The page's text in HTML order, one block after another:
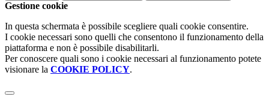
Gestione cookie
In questa schermata è possibile scegliere quali cookie consentire.
I cookie necessari sono quelli che consentono il funzionamento della
piattaforma e non è possibile disabilitarli.
Per conoscere quali sono i cookie necessari al funzionamento potete
visionare la COOKIE POLICY.